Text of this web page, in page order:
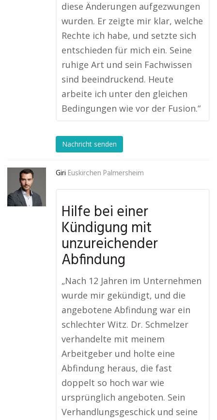
diese Änderungen aufgezwungen
wurden. Er zeigte mir klar, welche
Rechte ich habe, und setzte sich
entschieden für mich ein. Seine
ruhige Art und sein Fachwissen
sind beeindruckend. Heute
arbeite ich unter den gleichen
Bedingungen wie vor der Fusion.“
Nachricht senden
Giri Euskirchen Palmersheim
Hilfe bei einer
Kündigung mit
unzureichender
Abfindung
„Nach 12 Jahren im Unternehmen
wurde mir gekündigt, und die
angebotene Abfindung war ein
schlechter Witz. Dr. Schmelzer
verhandelte mit meinem
Arbeitgeber und holte eine
Abfindung heraus, die fast
doppelt so hoch war wie
ursprünglich angeboten. Sein
Verhandlungsgeschick und seine